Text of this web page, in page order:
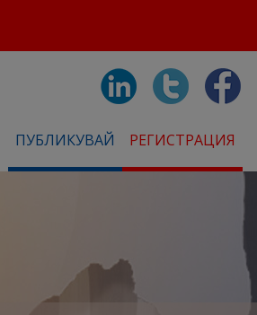
ПУБЛИКУВАЙ РЕГИСТРАЦИЯ